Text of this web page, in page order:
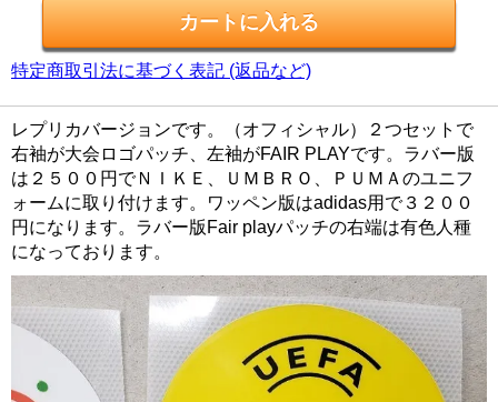
特定商取引法に基づく表記 (返品など)
レプリカバージョンです。（オフィシャル）２つセットで
右袖が大会ロゴパッチ、左袖がFAIR PLAYです。ラバー版
は２５００円でＮＩＫＥ、ＵＭＢＲＯ、ＰＵＭＡのユニフ
ォームに取り付けます。ワッペン版はadidas用で３２００
円になります。ラバー版Fair playパッチの右端は有色人種
になっております。